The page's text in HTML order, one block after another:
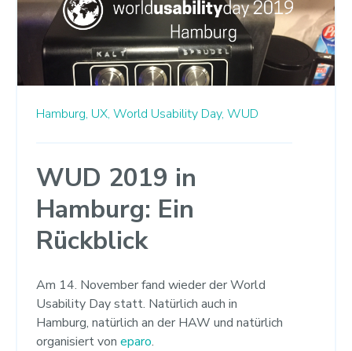
Hamburg, UX, World Usability Day, WUD
WUD 2019 in
Hamburg: Ein
Rückblick
Am 14. November fand wieder der World
Usability Day statt. Natürlich auch in
Hamburg, natürlich an der HAW und natürlich
organisiert von eparo.